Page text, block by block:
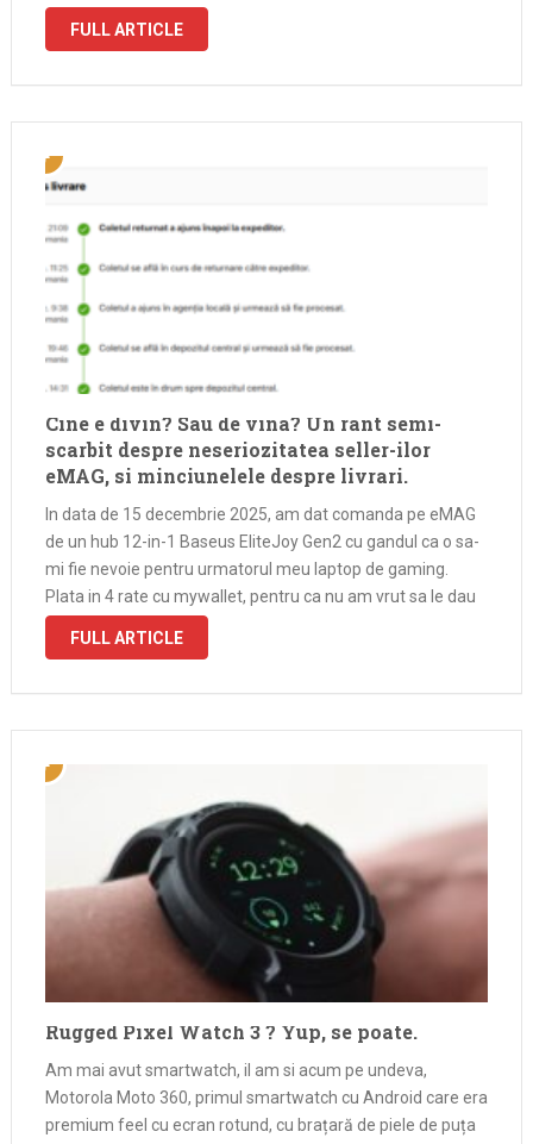
carton, doua lentile si …
FULL ARTICLE
Cine e divin? Sau de vina? Un rant semi-
scarbit despre neseriozitatea seller-ilor
eMAG, si minciunelele despre livrari.
In data de 15 decembrie 2025, am dat comanda pe eMAG
de un hub 12-in-1 Baseus EliteJoy Gen2 cu gandul ca o sa-
mi fie nevoie pentru urmatorul meu laptop de gaming.
Plata in 4 rate cu mywallet, pentru ca nu am vrut sa le dau
toti …
FULL ARTICLE
Rugged Pixel Watch 3 ? Yup, se poate.
Am mai avut smartwatch, il am si acum pe undeva,
Motorola Moto 360, primul smartwatch cu Android care era
premium feel cu ecran rotund, cu brațară de piele de puța